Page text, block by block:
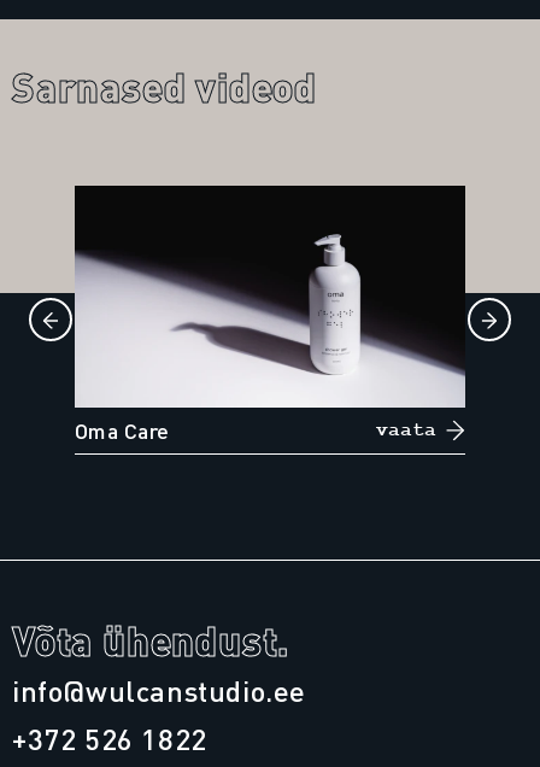
Sarnased videod
Oma Care vaata
Võta ühendust.
info@wulcanstudio.ee
+372 526 1822